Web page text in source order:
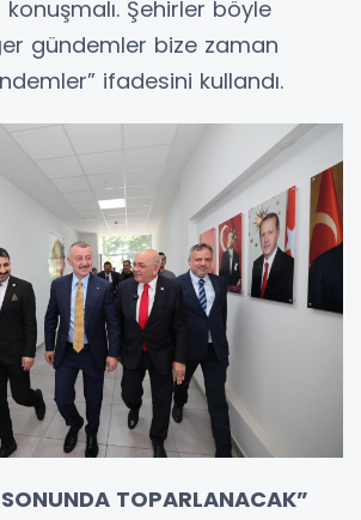
konuşmalı. Şehirler böyle
gündemler bize zaman
ifadesini kullandı.
TOPARLANACAK”